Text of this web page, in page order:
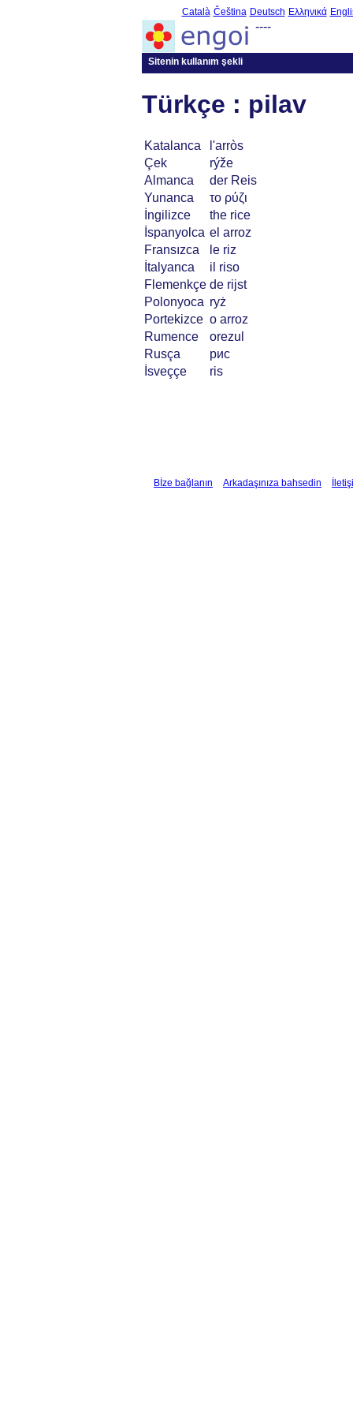
Català Čeština Deutsch Ελληνικά
----
Sitenin kullanım şekli
Türkçe : pilav
Katalanca
l'arròs
Çek
rýže
Almanca
der Reis
Yunanca
το ρύζι
İngilizce
the rice
İspanyolca el arroz
Fransızca
le riz
İtalyanca
il riso
Flemenkçe de rijst
Polonyoca ryż
Portekizce o arroz
Rumence
orezul
Rusça
рис
İsveççe
ris
Bİze bağlanın Arkadaşınıza bahsedin